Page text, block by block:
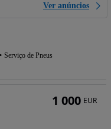
Ver anúncios
Serviço de Pneus
1 000 EUR